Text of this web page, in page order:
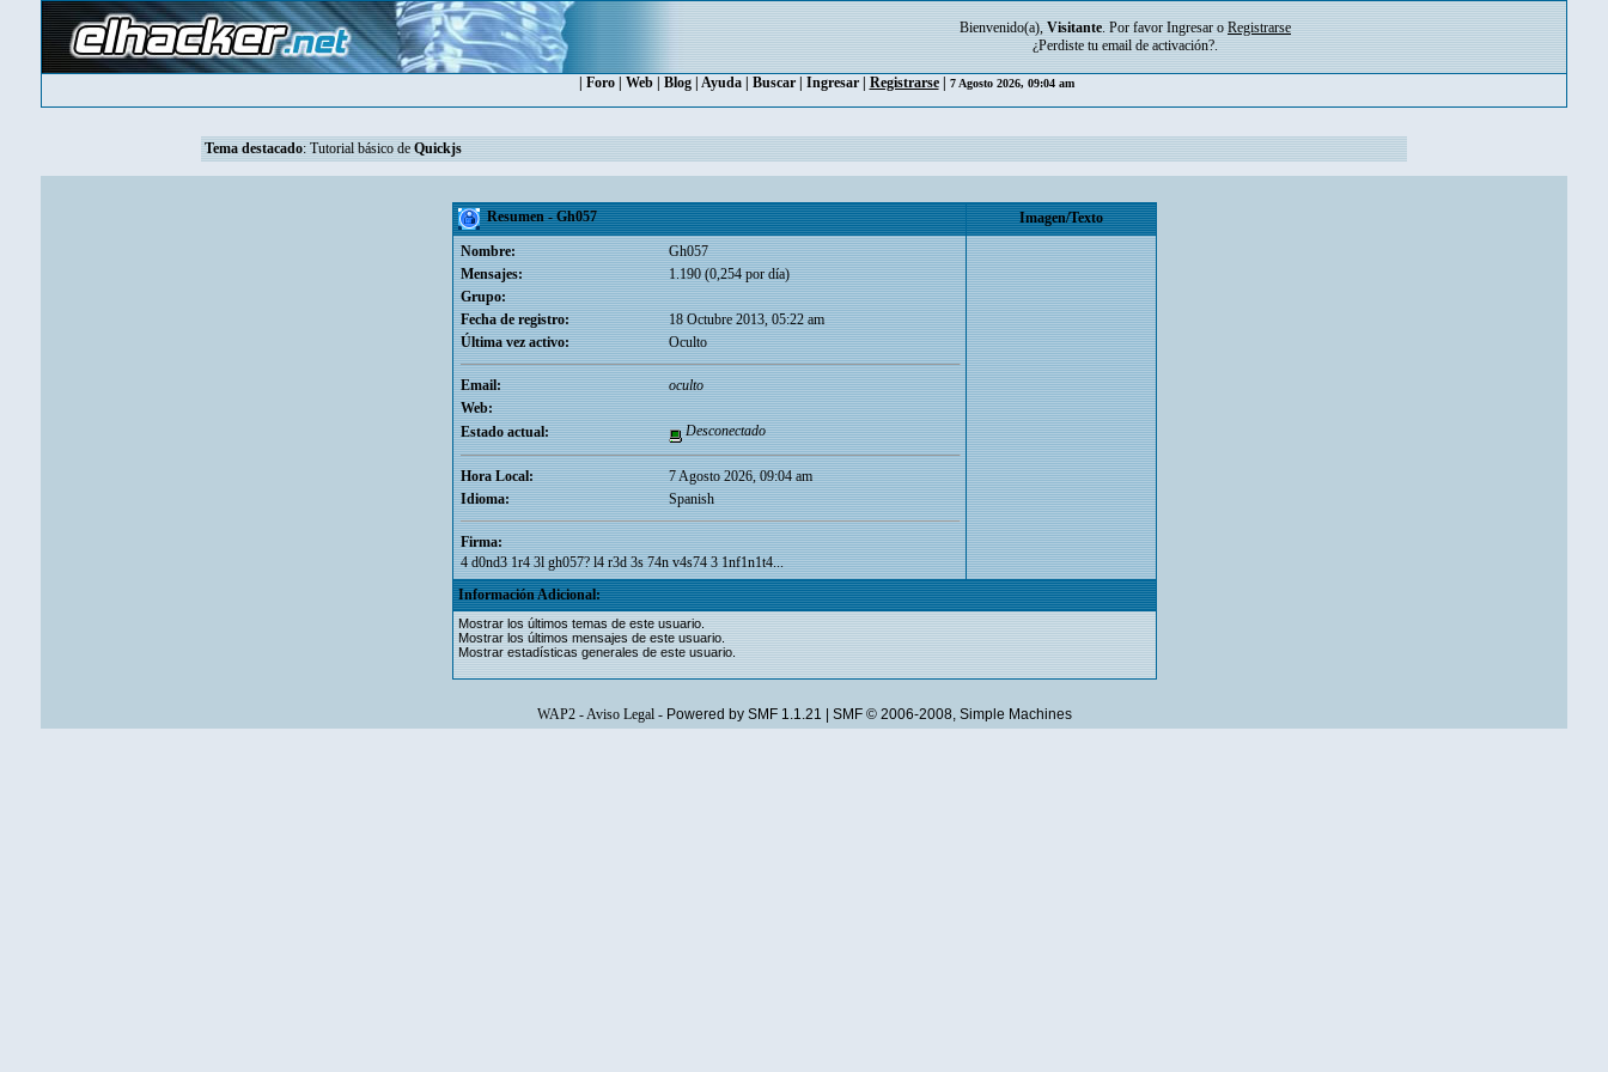
Bienvenido(a), Visitante. Por favor Ingresar o Registrarse
¿Perdiste tu email de activación?.
Foro| Web| Blog| Ayuda| Buscar| Ingresar| Registrarse| 7 Agosto 2026, 09:04 am
Tema destacado: Tutorial básico de Quickjs
Resumen - Gh057
Imagen/Texto
Nombre:
Gh057
Mensajes:
1.190 (0,254 por día)
Grupo:
Fecha de registro:
18 Octubre 2013, 05:22 am
Última vez activo:
Oculto
Email:
oculto
Web:
Estado actual:
Desconectado
Hora Local:
7 Agosto 2026, 09:04 am
Idioma:
Spanish
Firma:
4 d0nd3 1r4 3l gh057? l4 r3d 3s 74n v4s74 3 1nf1n1t4...
Información Adicional:
Mostrar los últimos temas de este usuario.
Mostrar los últimos mensajes de este usuario.
Mostrar estadísticas generales de este usuario.
WAP2-Aviso Legal- Powered by SMF 1.1.21 SMF © 2006-2008, Simple Machines